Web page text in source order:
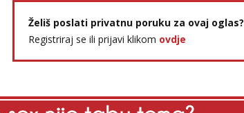
Želiš poslati privatnu poruku za ovaj oglas?
Registriraj se ili prijavi klikom ovdje